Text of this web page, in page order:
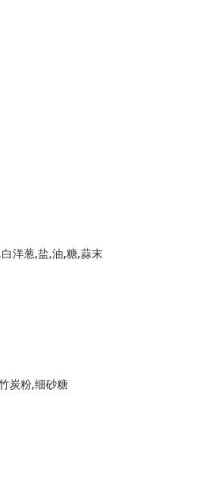
洋葱,盐,油,糖,蒜末
炭粉,细砂糖